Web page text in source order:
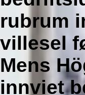
rubrum
villesel
Mens
innviet